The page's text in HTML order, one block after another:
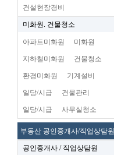
건설현장경비
미화원. 건물청소
아파트미화원 미화원
지하철미화원 건물청소
환경미화원 기계설비
일당/시급 건물관리
일당/시급 사무실청소
부동산 공인중개사/직업상담원
공인중개사 / 직업상담원